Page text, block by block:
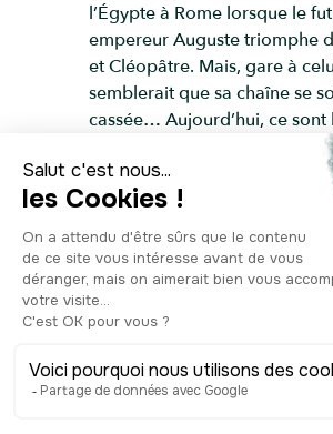
l’Égypte à Rome lorsque le
empereur Auguste triomphe
et Cléopâtre. Mais, gare à
semblerait que sa chaîne se
cassée… Aujourd’hui, ce sont
restaurants qui ornent la
Marché, qui bénéficie d’une
stratégique, à quelques
arènes, et attire ainsi de
gourmands !